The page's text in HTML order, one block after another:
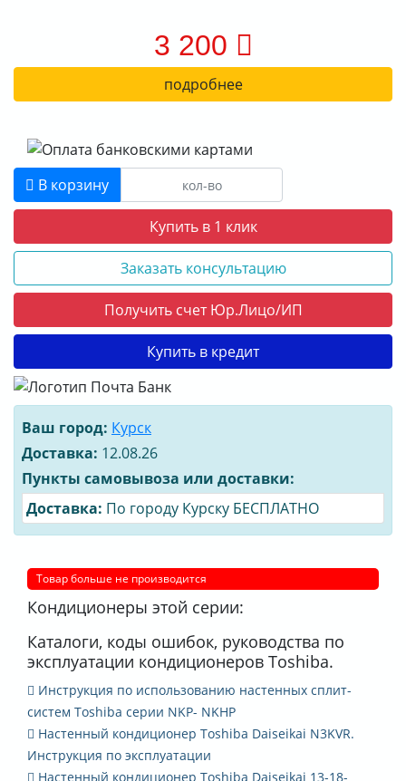
3 200
подробнее
В корзину
Купить в 1 клик
Заказать консультацию
Получить счет Юр.Лицо/ИП
Купить в кредит
Ваш город: Курск
Доставка: 12.08.26
Пункты самовывоза или доставки:
Доставка: По городу Курску БЕСПЛАТНО
Товар больше не производится
Кондиционеры этой серии:
Каталоги, коды ошибок, руководства по
эксплуатации кондиционеров Toshiba.
Инструкция по использованию настенных сплит-
систем Toshiba серии NKP- NKHP
Настенный кондиционер Toshiba Daiseikai N3KVR.
Инструкция по эксплуатации
Настенный кондиционер Toshiba Daiseikai 13-18-